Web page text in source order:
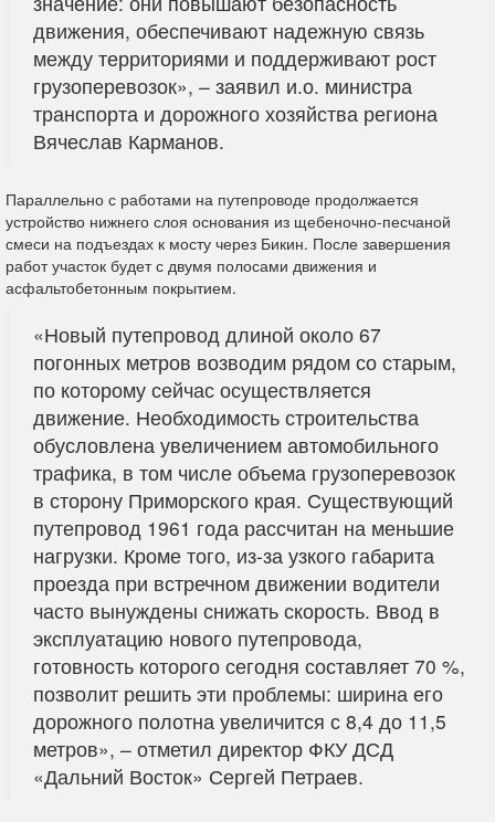
движения, обеспечивают надежную связь
между территориями и поддерживают рост
грузоперевозок», – заявил и.о. министра
транспорта и дорожного хозяйства региона
Вячеслав Карманов.
Параллельно с работами на путепроводе продолжается
устройство нижнего слоя основания из щебеночно-песчаной
смеси на подъездах к мосту через Бикин. После завершения
работ участок будет с двумя полосами движения и
асфальтобетонным покрытием.
«Новый путепровод длиной около 67
погонных метров возводим рядом со старым,
по которому сейчас осуществляется
движение. Необходимость строительства
обусловлена увеличением автомобильного
трафика, в том числе объема грузоперевозок
в сторону Приморского края. Существующий
путепровод 1961 года рассчитан на меньшие
нагрузки. Кроме того, из-за узкого габарита
проезда при встречном движении водители
часто вынуждены снижать скорость. Ввод в
эксплуатацию нового путепровода,
готовность которого сегодня составляет 70 %,
позволит решить эти проблемы: ширина его
дорожного полотна увеличится с 8,4 до 11,5
метров», – отметил директор ФКУ ДСД
«Дальний Восток» Сергей Петраев.